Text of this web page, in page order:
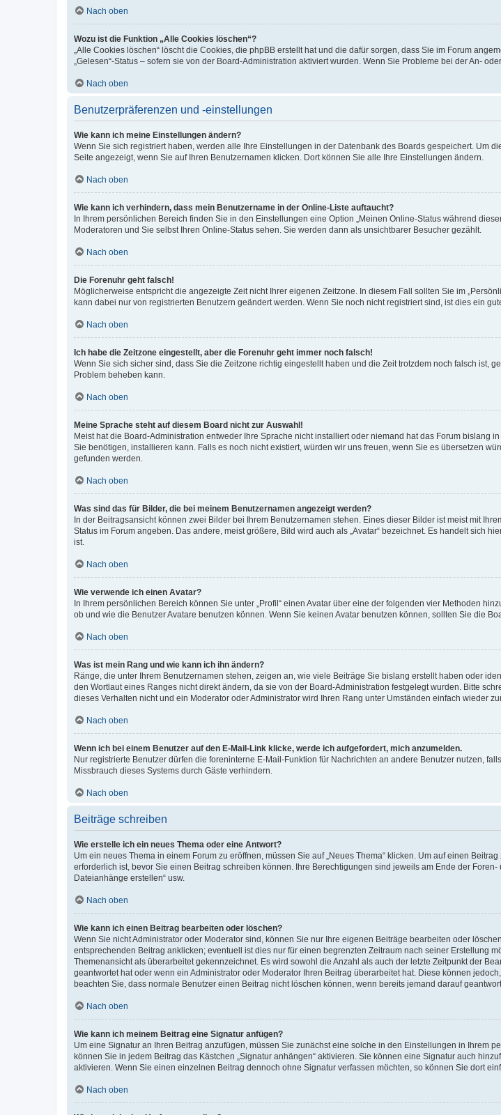
Nach oben
Wozu ist die Funktion „Alle Cookies löschen“?
„Alle Cookies löschen“ löscht die Cookies, die phpBB erstellt hat und die dafür sorgen, dass Sie im Forum
„Gelesen“-Status – sofern sie von der Board-Administration aktiviert wurden. Wenn Sie Probleme bei der An-
Nach oben
Benutzerpräferenzen und -einstellungen
Wie kann ich meine Einstellungen ändern?
Wenn Sie sich registriert haben, werden alle Ihre Einstellungen in der Datenbank des Boards gespeichert. Um
Seite angezeigt, wenn Sie auf Ihren Benutzernamen klicken. Dort können Sie alle Ihre Einstellungen ändern.
Nach oben
Wie kann ich verhindern, dass mein Benutzername in der Online-Liste auftaucht?
In Ihrem persönlichen Bereich finden Sie in den Einstellungen eine Option „Meinen Online-Status während
Moderatoren und Sie selbst Ihren Online-Status sehen. Sie werden dann als unsichtbarer Besucher gezählt.
Nach oben
Die Forenuhr geht falsch!
Möglicherweise entspricht die angezeigte Zeit nicht Ihrer eigenen Zeitzone. In diesem Fall sollten Sie im
kann dabei nur von registrierten Benutzern geändert werden. Wenn Sie noch nicht registriert sind, ist dies ein
Nach oben
Ich habe die Zeitzone eingestellt, aber die Forenuhr geht immer noch falsch!
Wenn Sie sich sicher sind, dass Sie die Zeitzone richtig eingestellt haben und die Zeit trotzdem noch falsch ist,
Problem beheben kann.
Nach oben
Meine Sprache steht auf diesem Board nicht zur Auswahl!
Meist hat die Board-Administration entweder Ihre Sprache nicht installiert oder niemand hat das Forum bislang
Sie benötigen, installieren kann. Falls es noch nicht existiert, würden wir uns freuen, wenn Sie es übersetzen
gefunden werden.
Nach oben
Was sind das für Bilder, die bei meinem Benutzernamen angezeigt werden?
In der Beitragsansicht können zwei Bilder bei Ihrem Benutzernamen stehen. Eines dieser Bilder ist meist mit
Status im Forum angeben. Das andere, meist größere, Bild wird auch als „Avatar“ bezeichnet. Es handelt sich
ist.
Nach oben
Wie verwende ich einen Avatar?
In Ihrem persönlichen Bereich können Sie unter „Profil“ einen Avatar über eine der folgenden vier Methoden
ob und wie die Benutzer Avatare benutzen können. Wenn Sie keinen Avatar benutzen können, sollten Sie die
Nach oben
Was ist mein Rang und wie kann ich ihn ändern?
Ränge, die unter Ihrem Benutzernamen stehen, zeigen an, wie viele Beiträge Sie bislang erstellt haben oder
den Wortlaut eines Ranges nicht direkt ändern, da sie von der Board-Administration festgelegt wurden. Bitte
dieses Verhalten nicht und ein Moderator oder Administrator wird Ihren Rang unter Umständen einfach wieder
Nach oben
Wenn ich bei einem Benutzer auf den E-Mail-Link klicke, werde ich aufgefordert, mich anzumelden.
Nur registrierte Benutzer dürfen die foreninterne E-Mail-Funktion für Nachrichten an andere Benutzer nutzen,
Missbrauch dieses Systems durch Gäste verhindern.
Nach oben
Beiträge schreiben
Wie erstelle ich ein neues Thema oder eine Antwort?
Um ein neues Thema in einem Forum zu eröffnen, müssen Sie auf „Neues Thema“ klicken. Um auf einen
erforderlich ist, bevor Sie einen Beitrag schreiben können. Ihre Berechtigungen sind jeweils am Ende der
Dateianhänge erstellen“ usw.
Nach oben
Wie kann ich einen Beitrag bearbeiten oder löschen?
Wenn Sie nicht Administrator oder Moderator sind, können Sie nur Ihre eigenen Beiträge bearbeiten oder
entsprechenden Beitrag anklicken; eventuell ist dies nur für einen begrenzten Zeitraum nach seiner Erstellung
Themenansicht als überarbeitet gekennzeichnet. Es wird sowohl die Anzahl als auch der letzte Zeitpunkt der
geantwortet hat oder wenn ein Administrator oder Moderator Ihren Beitrag überarbeitet hat. Diese können
beachten Sie, dass normale Benutzer einen Beitrag nicht löschen können, wenn bereits jemand darauf
Nach oben
Wie kann ich meinem Beitrag eine Signatur anfügen?
Um eine Signatur an Ihren Beitrag anzufügen, müssen Sie zunächst eine solche in den Einstellungen in Ihrem
können Sie in jedem Beitrag das Kästchen „Signatur anhängen“ aktivieren. Sie können eine Signatur auch
aktivieren. Wenn Sie einen einzelnen Beitrag dennoch ohne Signatur verfassen möchten, so können Sie dort
Nach oben